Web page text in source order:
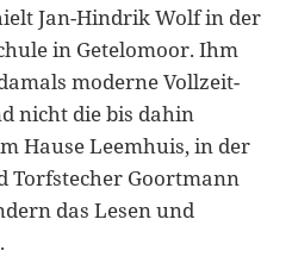
Jan-Hindrik Wolf in der
in Getelomoor. Ihm
moderne Vollzeit-
nicht die bis dahin
Hause Leemhuis, in der
Torfstecher Goortmann
das Lesen und